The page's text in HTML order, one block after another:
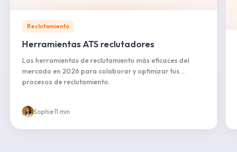
Reclutamiento
Herramientas ATS reclutadores
Las herramientas de reclutamiento más eficaces del
mercado en 2026 para colaborar y optimizar tus
procesos de reclutamiento.
Sophie·11 min